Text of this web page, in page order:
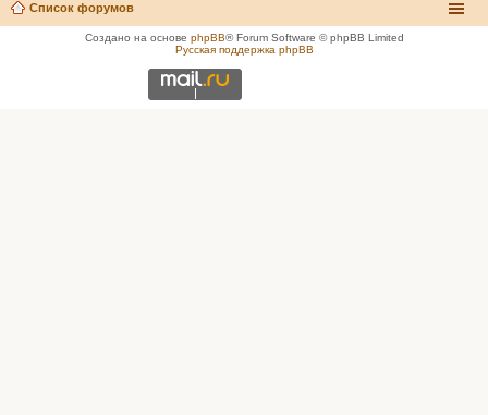
Список форумов
Создано на основе phpBB® Forum Software © phpBB Limited
Русская поддержка phpBB